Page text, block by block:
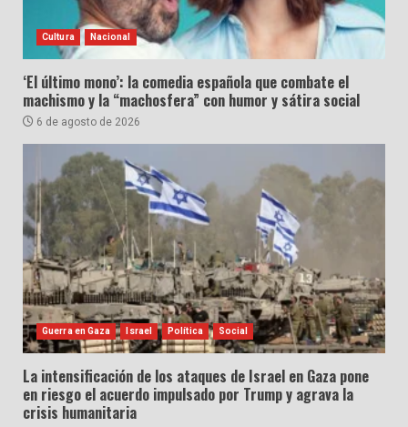
Cultura Nacional
‘El último mono’: la comedia española que combate el
machismo y la “machosfera” con humor y sátira social
6 de agosto de 2026
Guerra en Gaza Israel Política Social
La intensificación de los ataques de Israel en Gaza pone
en riesgo el acuerdo impulsado por Trump y agrava la
crisis humanitaria